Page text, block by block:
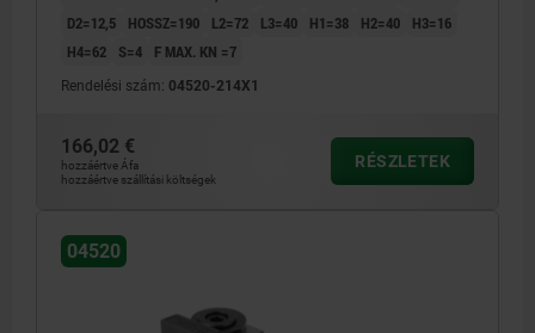
D2=12,5
HOSSZ=190 L2=72 L3=40 H1=38 H2=40
H3=16
H4=62
S=4 F MAX. KN =7
Rendelési szám: 04520-214X1
166,02 €
hozzáértve Áfa
hozzáértve szállítási költségek
RÉSZLETEK
04520